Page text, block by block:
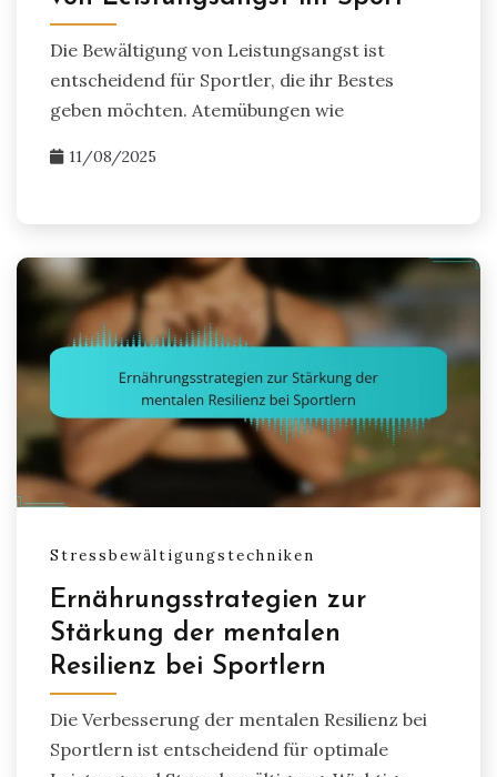
Die Bewältigung von Leistungsangst ist
entscheidend für Sportler, die ihr Bestes
geben möchten. Atemübungen wie
11/08/2025
Stressbewältigungstechniken
Ernährungsstrategien zur
Stärkung der mentalen
Resilienz bei Sportlern
Die Verbesserung der mentalen Resilienz bei
Sportlern ist entscheidend für optimale